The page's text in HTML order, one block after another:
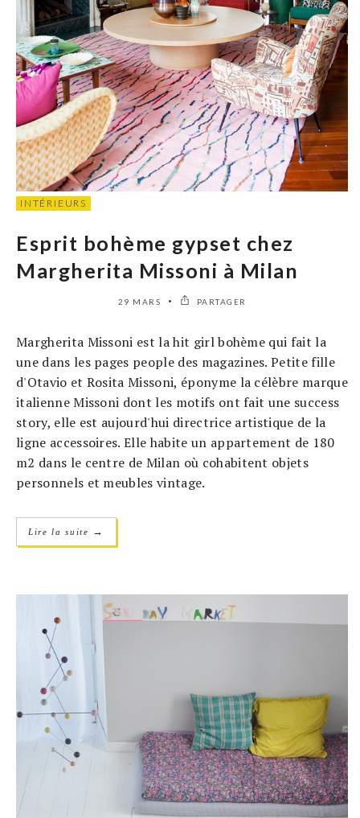
INTÉRIEURS
Esprit bohème gypset chez
Margherita Missoni à Milan
29 MARS PARTAGER
Margherita Missoni est la hit girl bohème qui fait la
une dans les pages people des magazines. Petite fille
d'Otavio et Rosita Missoni, éponyme la célèbre marque
italienne Missoni dont les motifs ont fait une success
story, elle est aujourd'hui directrice artistique de la
ligne accessoires. Elle habite un appartement de 180
m2 dans le centre de Milan où cohabitent objets
personnels et meubles vintage.
Lire la suite →